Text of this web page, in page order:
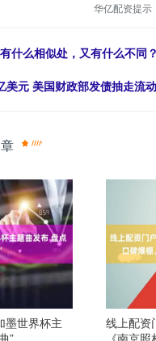
华亿配资提示
什么相似处，又有什么不同？
美元 美国财政部发债抽走流
墨世界杯主
”
线上配资
《南京